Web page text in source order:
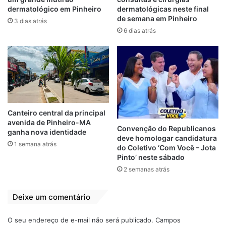
e fortalecer os vínculos entre as
comunidades escolares.
A programação detalhada e os locais das
competições devem ser divulgados nos
próximos dias. Os organizadores afirmam
que estão trabalhando para garantir uma
edição segura e acessível para todos os
participantes.
Jogos Escolares Pinheiro
Prefeito André da RalpNet Reunião
dermatológico em Pinheiro
3 dias atrás
dermatológicas neste final
de semana em Pinheiro
6 dias atrás
Canteiro central da principal
avenida de Pinheiro-MA
ganha nova identidade
1 semana atrás
Convenção do Republicanos
deve homologar candidatura
do Coletivo ‘Com Você – Jota
Pinto’ neste sábado
2 semanas atrás
Deixe um comentário
O seu endereço de e-mail não será publicado. Campos